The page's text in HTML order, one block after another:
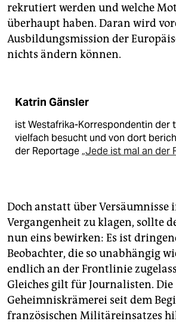
rekrutiert werden und welche
überhaupt haben. Daran wird
Ausbildungsmission der
nichts ändern können.
Katrin Gänsler
ist Westafrika-Korrespondentin der
vielfach besucht und von dort
der Reportage„Jede ist mal an der
Doch anstatt über Versäumnisse
Vergangenheit zu klagen, sollte
nun eins bewirken: Es ist
Beobachter, die so unabhängig
endlich an der Frontlinie
Gleiches gilt für Journalisten. Die
Geheimniskrämerei seit dem
französischen Militäreinsatzes